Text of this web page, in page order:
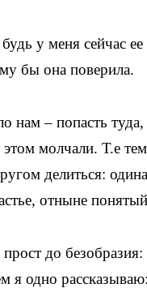
у меня сейчас
бы она поверила.
– попасть туда,
молчали. Т.е
делиться:
отныне
до
я одно